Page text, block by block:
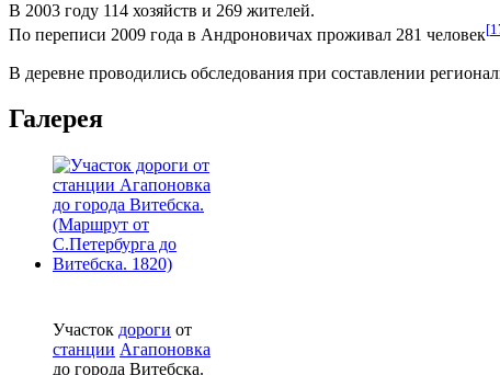
В 2003 году 114 хозяйств и 269 жителей.
По переписи 2009 года в Андроновичах проживал 281 человек[
В деревне проводились обследования при составлении
Галерея
Участок дороги от
станции Агапоновка
до города Витебска.